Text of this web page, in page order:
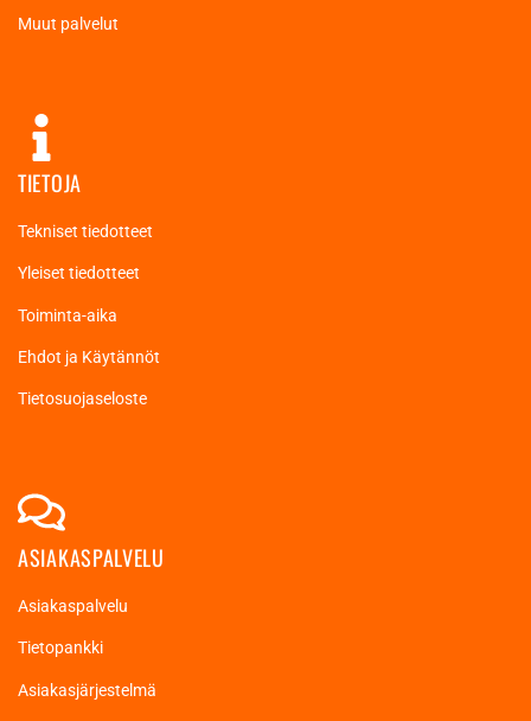
Muut palvelut
TIETOJA
Tekniset tiedotteet
Yleiset tiedotteet
Toiminta-aika
Ehdot ja Käytännöt
Tietosuojaseloste
ASIAKASPALVELU
Asiakaspalvelu
Tietopankki
Asiakasjärjestelmä